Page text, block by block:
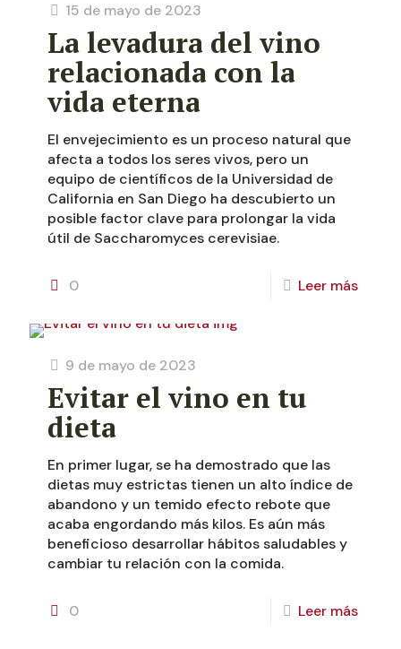
15 de mayo de 2023
La levadura del vino
relacionada con la
vida eterna
El envejecimiento es un proceso natural que
afecta a todos los seres vivos, pero un
equipo de científicos de la Universidad de
California en San Diego ha descubierto un
posible factor clave para prolongar la vida
útil de Saccharomyces cerevisiae.
0 Leer más
9 de mayo de 2023
Evitar el vino en tu
dieta
En primer lugar, se ha demostrado que las
dietas muy estrictas tienen un alto índice de
abandono y un temido efecto rebote que
acaba engordando más kilos. Es aún más
beneficioso desarrollar hábitos saludables y
cambiar tu relación con la comida.
0 Leer más